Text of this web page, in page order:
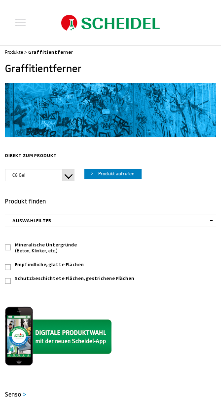
Produkte > Graffitientferner
Graffitientferner
DIREKT ZUM PRODUKT
C6 Gel Produkt aufrufen
Produkt finden
AUSWAHLFILTER
Mineralische Untergründe
(Beton, Klinker, etc.)
Empfindliche, glatte Flächen
Schutzbeschichtete Flächen, gestrichene Flächen
Senso >